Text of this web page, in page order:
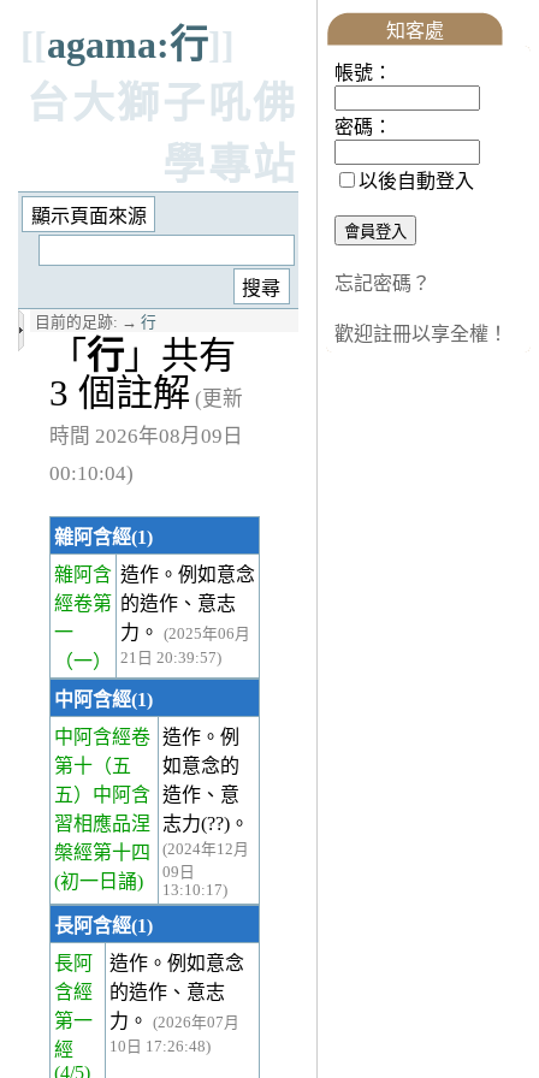
[[agama:行]]
台大獅子吼佛
學專站
目前的足跡: → 行
「 行 」共有
3 個註解 (更新
時間 2026年08月09日
00:10:04)
雜阿含經(1)
雜阿含
經卷第
一
（一）
造作。例如意念
的造作、意志
力。
(2025年06月
21日 20:39:57)
中阿含經(1)
中阿含經卷
第十 （五
五）中阿含
習相應品涅
槃經第十四
(初一日誦)
造作。例
如意念的
造作、意
志力(??)。
(2024年12月
09日
13:10:17)
長阿含經(1)
長阿
含經
第一
經
(4/5)
造作。例如意念
的造作、意志
力。
(2026年07月
10日 17:26:48)
知客處
帳號：
密碼：
以後自動登入
忘記密碼？
歡迎註冊以享全權！